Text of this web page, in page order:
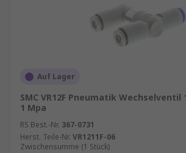
Auf Lager
SMC VR12F Pneumatik Wechselventil
1 Mpa
RS Best.-Nr. 367-0731
Herst. Teile-Nr. VR1211F-06
Zwischensumme (1 Stück)